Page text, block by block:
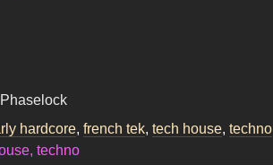
Phaselock
hardcore,french tek,tech house,techno
techno